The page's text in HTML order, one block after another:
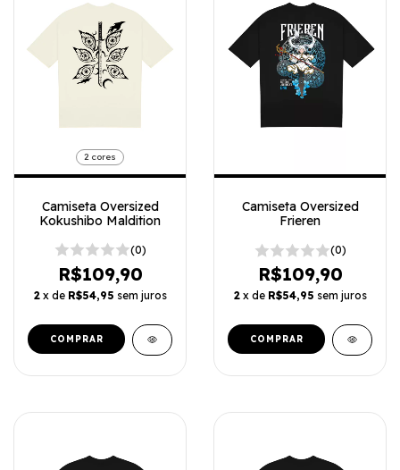
2 cores
Camiseta Oversized
Kokushibo Maldition
(0)
R$109,90
2 x de R$54,95 sem juros
COMPRAR
Camiseta Oversized
Frieren
(0)
R$109,90
2 x de R$54,95 sem juros
COMPRAR